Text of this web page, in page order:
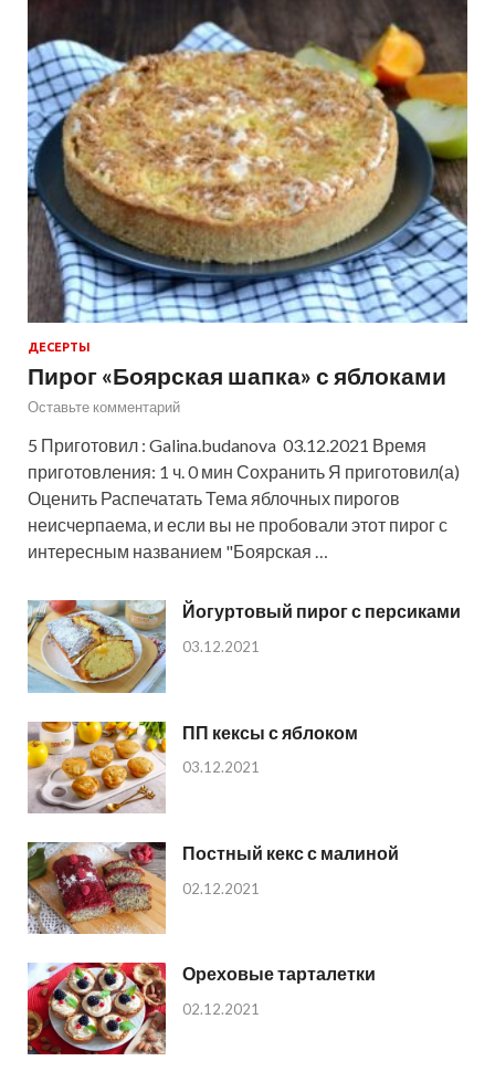
ДЕСЕРТЫ
Пирог «Боярская шапка» с яблоками
Оставьте комментарий
5 Приготовил : Galina.budanova 03.12.2021 Время
приготовления: 1 ч. 0 мин Сохранить Я приготовил(а)
Оценить Распечатать Тема яблочных пирогов
неисчерпаема, и если вы не пробовали этот пирог с
интересным названием "Боярская …
Йогуртовый пирог с персиками
03.12.2021
ПП кексы с яблоком
03.12.2021
Постный кекс с малиной
02.12.2021
Ореховые тарталетки
02.12.2021